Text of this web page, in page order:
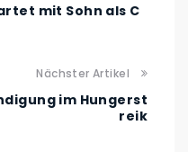
mit Sohn als C
Nächster Artikel
im Hungerst
reik